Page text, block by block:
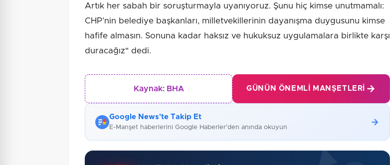
Artık her sabah bir soruşturmayla uyanıyoruz. Şunu hiç kimse unutmamalı:
CHP’nin belediye başkanları, milletvekillerinin dayanışma duygusunu kimse
hafife almasın. Sonuna kadar haksız ve hukuksuz uygulamalara birlikte karşı
duracağız" dedi.
Kaynak: BHA GÜNÜN ÖNEMLI MANŞETLERI
Google News'te Takip Et
E-Manşet haberlerini Google Haberler'den anında okuyun